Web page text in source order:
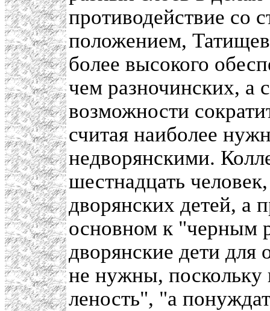
противодействие со
положением,
более высокого
чем разночинских, а
возможности
считая наиболее
недворянскими.
шестнадцать
дворянских детей, а
основном к "черным
дворянские дети для
не нужны,
леность", "а